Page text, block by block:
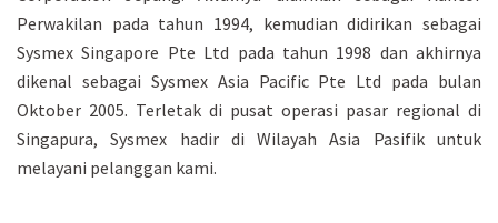
Perwakilan pada tahun 1994, kemudian didirikan sebagai
Sysmex Singapore Pte Ltd pada tahun 1998 dan akhirnya
dikenal sebagai Sysmex Asia Pacific Pte Ltd pada bulan
Oktober 2005. Terletak di pusat operasi pasar regional di
Singapura, Sysmex hadir di Wilayah Asia Pasifik untuk
melayani pelanggan kami.